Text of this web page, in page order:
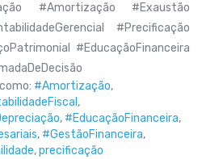
#Amortização #Exaustão
#Precificação
#EducaçãoFinanceira
#Amortização,
,
, #EducaçãoFinanceira,
, #GestãoFinanceira,
,precificação